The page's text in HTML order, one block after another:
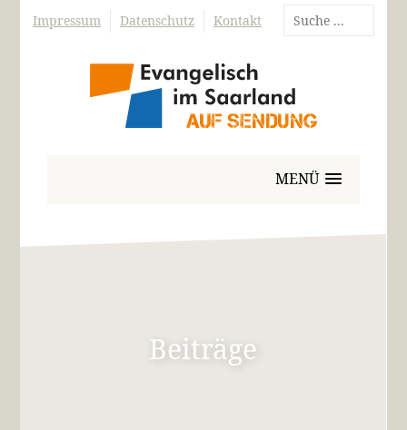
Impressum Datenschutz Kontakt
MENÜ
Beiträge